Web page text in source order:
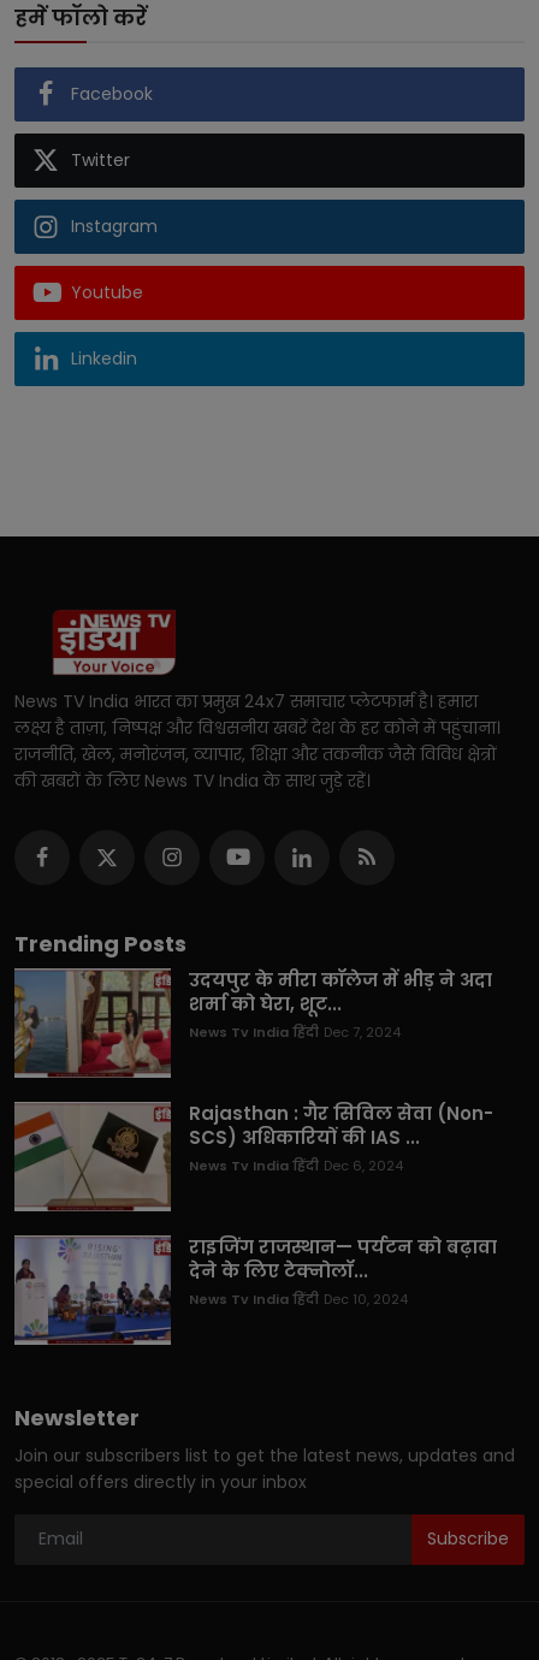
हमें फॉलो करें
Facebook
Twitter
Instagram
Youtube
Linkedin
News TV India भारत का प्रमुख 24x7 समाचार प्लेटफार्म है। हमारा
लक्ष्य है ताज़ा, निष्पक्ष और विश्वसनीय खबरें देश के हर कोने में पहुंचाना।
राजनीति, खेल, मनोरंजन, व्यापार, शिक्षा और तकनीक जैसे विविध क्षेत्रों
की खबरों के लिए News TV India के साथ जुड़े रहें।
Trending Posts
उदयपुर के मीरा कॉलेज में भीड़ ने अदा
शर्मा को घेरा, शूट...
News Tv India हिंदी Dec 7, 2024
Rajasthan : गैर सिविल सेवा (Non-
SCS) अधिकारियों की IAS ...
News Tv India हिंदी Dec 6, 2024
राइजिंग राजस्थान— पर्यटन को बढ़ावा
देने के लिए टेक्नोलॉ...
News Tv India हिंदी Dec 10, 2024
Newsletter
Join our subscribers list to get the latest news, updates and
special offers directly in your inbox
Subscribe